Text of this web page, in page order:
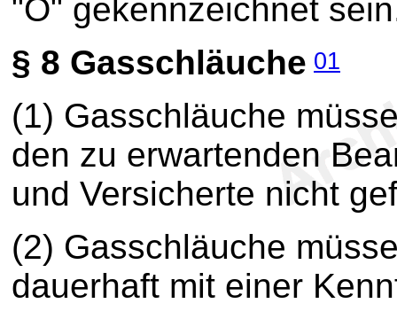
"O" gekennzeichnet
§ 8 Gasschläuche 01
(1) Gasschläuche
den zu erwartenden
und Versicherte nicht
(2) Gasschläuche
dauerhaft mit einer